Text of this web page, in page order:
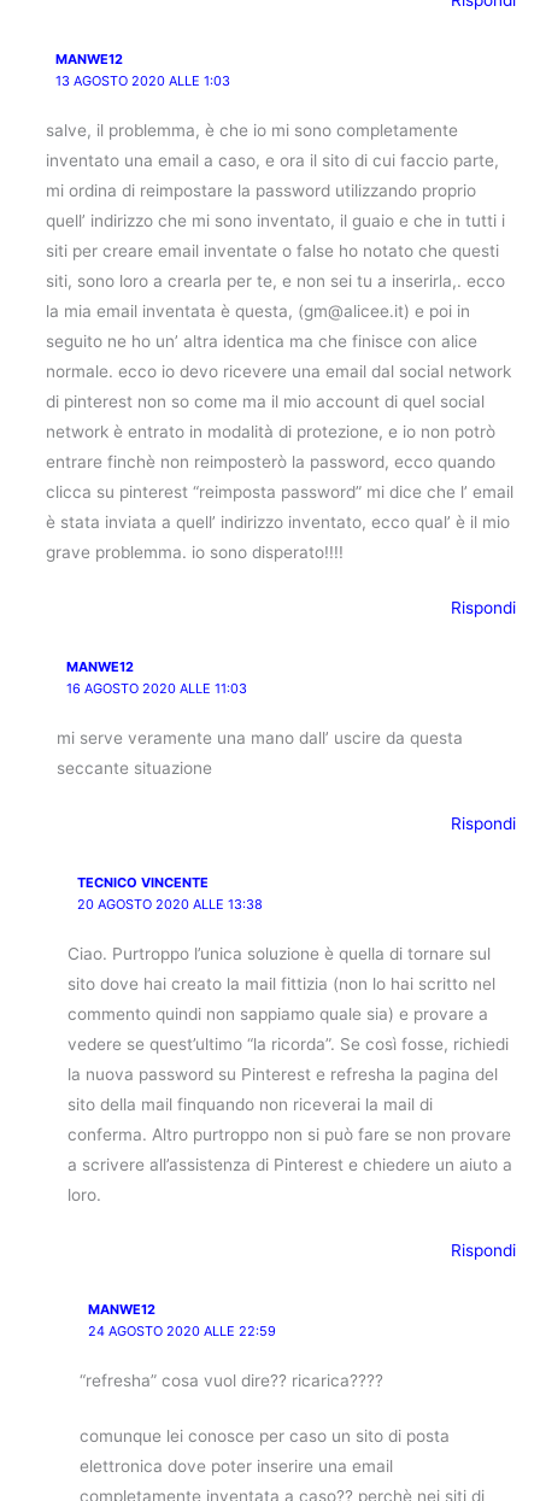
MANWE12
13 AGOSTO 2020 ALLE 1:03
salve, il problemma, è che io mi sono completamente
inventato una email a caso, e ora il sito di cui faccio parte,
mi ordina di reimpostare la password utilizzando proprio
quell’ indirizzo che mi sono inventato, il guaio e che in tutti i
siti per creare email inventate o false ho notato che questi
siti, sono loro a crearla per te, e non sei tu a inserirla,. ecco
la mia email inventata è questa, (gm@alicee.it) e poi in
seguito ne ho un’ altra identica ma che finisce con alice
normale. ecco io devo ricevere una email dal social network
di pinterest non so come ma il mio account di quel social
network è entrato in modalità di protezione, e io non potrò
entrare finchè non reimposterò la password, ecco quando
clicca su pinterest “reimposta password” mi dice che l’ email
è stata inviata a quell’ indirizzo inventato, ecco qual’ è il mio
grave problemma. io sono disperato!!!!
Rispondi
MANWE12
16 AGOSTO 2020 ALLE 11:03
mi serve veramente una mano dall’ uscire da questa
seccante situazione
Rispondi
TECNICO VINCENTE
20 AGOSTO 2020 ALLE 13:38
Ciao. Purtroppo l’unica soluzione è quella di tornare sul
sito dove hai creato la mail fittizia (non lo hai scritto nel
commento quindi non sappiamo quale sia) e provare a
vedere se quest’ultimo “la ricorda”. Se così fosse, richiedi
la nuova password su Pinterest e refresha la pagina del
sito della mail finquando non riceverai la mail di
conferma. Altro purtroppo non si può fare se non provare
a scrivere all’assistenza di Pinterest e chiedere un aiuto a
loro.
Rispondi
MANWE12
24 AGOSTO 2020 ALLE 22:59
“refresha” cosa vuol dire?? ricarica????
comunque lei conosce per caso un sito di posta
elettronica dove poter inserire una email
completamente inventata a caso?? perchè nei siti di